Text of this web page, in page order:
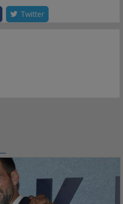
Twitter